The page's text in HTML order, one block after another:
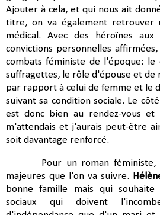
Ajouter à cela, et qui nous ait
titre, on va également retrouver
médical. Avec des héroïnes
convictions personnelles
combats féministe de l'époque: le
suffragettes, le rôle d'épouse et de
par rapport à celui de femme et le
suivant sa condition sociale. Le
est donc bien au rendez-vous
m'attendais et j'aurais peut-être
soit davantage renforcé.
Pour un roman
majeures que l'on va suivre.
bonne famille mais qui souhaite
sociaux qui doivent